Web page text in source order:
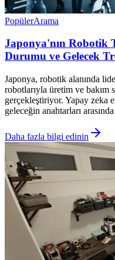
PopülerArama
Japonya'nın Robotik
Durumu ve Gelecek
Japonya, robotik alanında
robotlarıyla üretim ve bakım
gerçekleştiriyor. Yapay zeka
geleceğin anahtarları
Daha fazla bilgi edinin